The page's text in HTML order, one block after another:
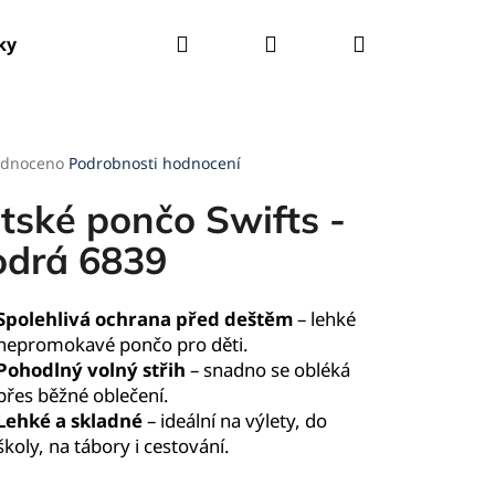
Kšandy Deštníky
Hledat PřihlášeníNákupní
Podrobnosti hodnocení
pončo Swifts -
6839
ochrana před deštěm– lehké
pončo pro děti.
volný střih – snadno se obléká
běžné oblečení.
a skladné– ideální na výlety, do
na tábory i cestování.